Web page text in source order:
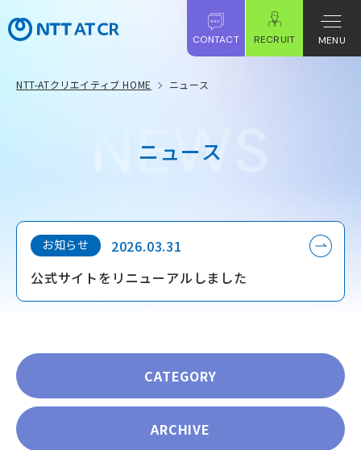
MENU
CONTACT RECRUIT
NTT-ATクリエイティブ HOME ニュース
ニ ュース
お知らせ
2026.03.31
公式サイトをリニューアルしました
CATEGORY
ARCHIVE